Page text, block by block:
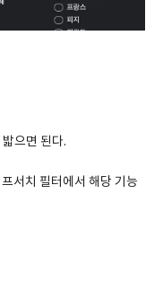
으면 된다.
서치 필터에서 해당 기능